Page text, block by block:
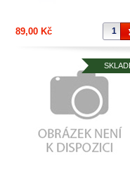
89,00 Kč